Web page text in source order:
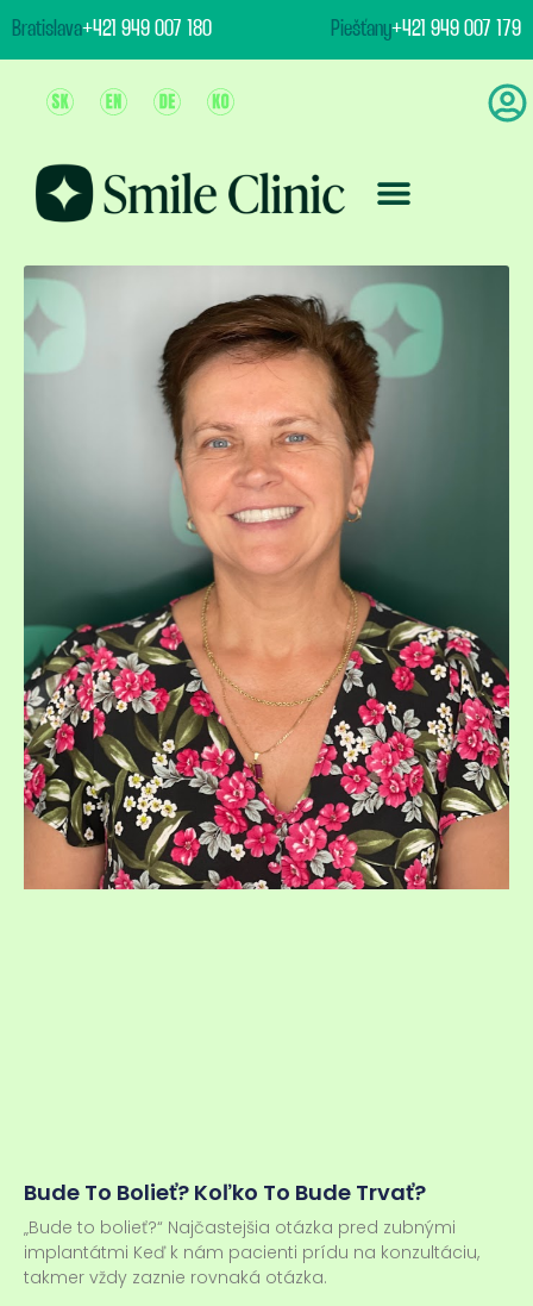
content
Bratislava+421 949 007 180 Piešťany+421 949 007 179
Bude To Bolieť? Koľko To Bude Trvať?
„Bude to bolieť?“ Najčastejšia otázka pred zubnými
implantátmi Keď k nám pacienti prídu na konzultáciu,
takmer vždy zaznie rovnaká otázka.